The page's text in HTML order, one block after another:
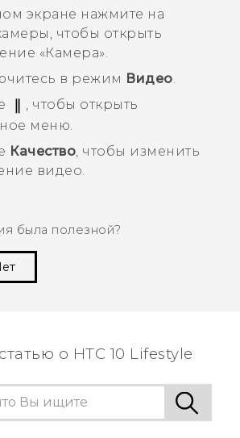
экране нажмите на
чтобы открыть
«Камера».
в режим Видео.
, чтобы открыть
меню.
Качество , чтобы изменить
видео.
была полезной?
о HTC 10 Lifestyle